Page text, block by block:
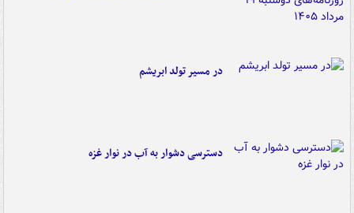
در مسیر تولد ابریشم
دسترسی دشوار به آب در نوار غزه